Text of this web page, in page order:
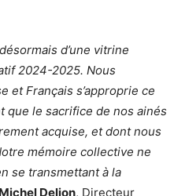
d’une vitrine
2024-2025. Nous
et Français s’approprie ce
que le sacrifice de nos ainés
acquise, et dont nous
mémoire collective ne
se transmettant à la
Michel Delion, Directeur